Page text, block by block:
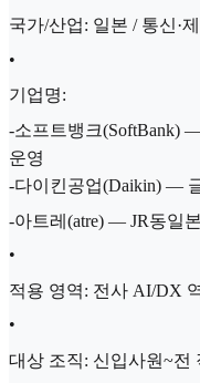
국가/산업: 일본 / 통신·
•
기업명:
-소프트뱅크(SoftBank)
운영
-다이킨공업(Daikin) —
-아트레(atre) — JR동일
•
적용 영역: 전사 AI/DX
•
대상 조직: 신입사원~전